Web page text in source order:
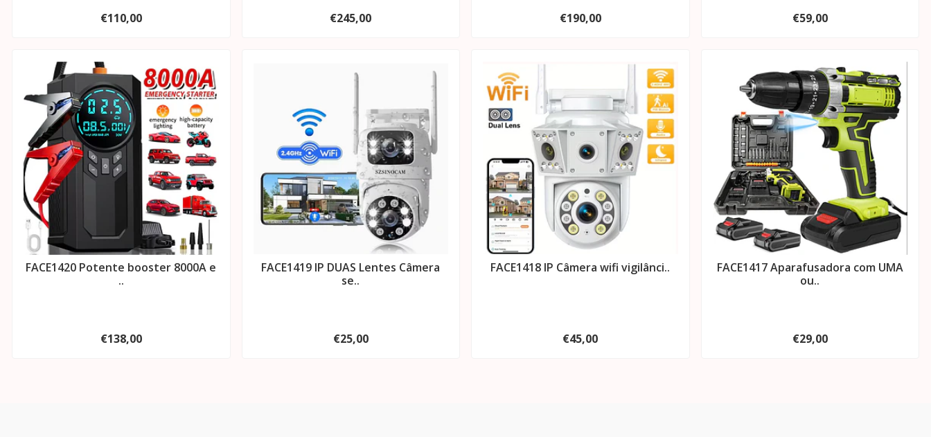
€110,00 €245,00 €190,00 €59,00
FACE1420 Potente booster 8000A e
..
€138,00
FACE1419 IP DUAS Lentes Câmera
se..
€25,00
FACE1418 IP Câmera wifi vigilânci..
€45,00
FACE1417 Aparafusadora com UMA
ou..
€29,00